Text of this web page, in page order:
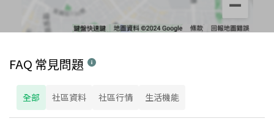
FAQ 常見問題
全部 社區資料 社區行情 生活機能